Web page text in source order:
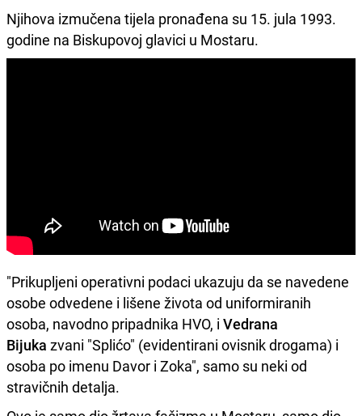
Njihova izmučena tijela pronađena su 15. jula 1993.
godine na Biskupovoj glavici u Mostaru.
"Prikupljeni operativni podaci ukazuju da se navedene
osobe odvedene i lišene života od uniformiranih
osoba, navodno pripadnika HVO, i Vedrana
Bijuka zvani "Splićo" (evidentirani ovisnik drogama) i
osoba po imenu Davor i Zoka", samo su neki od
stravičnih detalja.